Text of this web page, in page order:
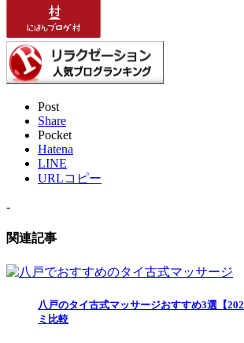
Post
Share
Pocket
Hatena
LINE
URLコピー
-
関連記事
八戸のタイ古式マッサージおすすめ3選【
ミ比較